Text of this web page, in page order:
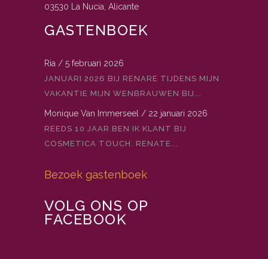
03530 La Nucia, Alicante
GASTENBOEK
Ria / 5 februari 2026
JANUARI 2026 BIJ RENARE TIJDENS MIJN
VAKANTIE MIJN WENBRAUWEN BIJ...
Monique Van Immerseel / 22 januari 2026
REEDS 10 JAAR BEN IK KLANT BIJ
COSMETICA TOUCH. RENATE...
Bezoek gastenboek
VOLG ONS OP
FACEBOOK